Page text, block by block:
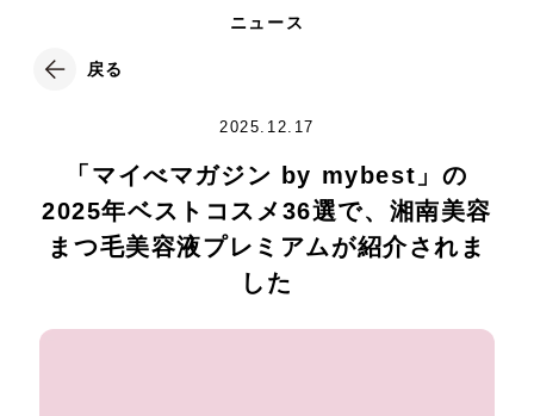
ニュース
戻る
2025.12.17
「マイべマガジン by mybest」の
2025年ベストコスメ36選で、湘南美容
まつ毛美容液プレミアムが紹介されま
した